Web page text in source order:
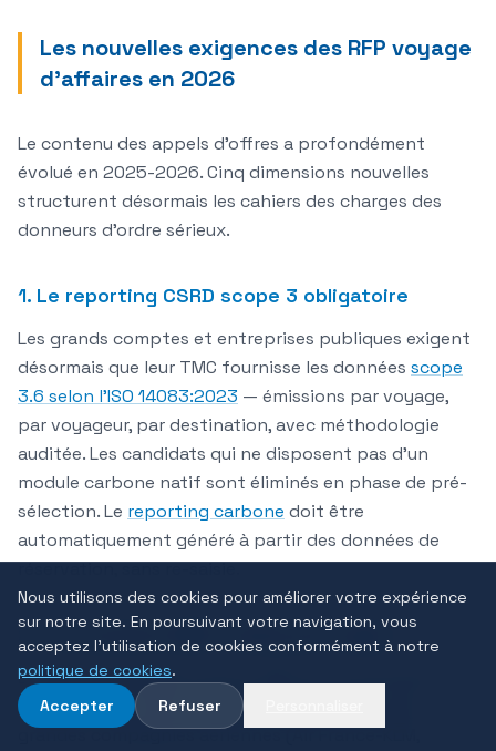
Les nouvelles exigences des RFP voyage
d'affaires en 2026
Le contenu des appels d'offres a profondément
évolué en 2025-2026. Cinq dimensions nouvelles
structurent désormais les cahiers des charges des
donneurs d'ordre sérieux.
1. Le reporting CSRD scope 3 obligatoire
Les grands comptes et entreprises publiques exigent
désormais que leur TMC fournisse les données scope
3.6 selon l'ISO 14083:2023 — émissions par voyage,
par voyageur, par destination, avec méthodologie
auditée. Les candidats qui ne disposent pas d'un
module carbone natif sont éliminés en phase de pré-
sélection. Le reporting carbone doit être
automatiquement généré à partir des données de
réservation, sans re-saisie.
2. La connexion NDC comme pré-requis
Les RFP 2026 exigent que la TMC soit connectée aux
contenusNDC (New Distribution Capability)
grandes compagnies aériennes (Air France-KLM,
Nous utilisons des cookies pour améliorer votre expérience
sur notre site. En poursuivant votre navigation, vous
acceptez l'utilisation de cookies conformément à notre
politique de cookies.
Accepter
Refuser